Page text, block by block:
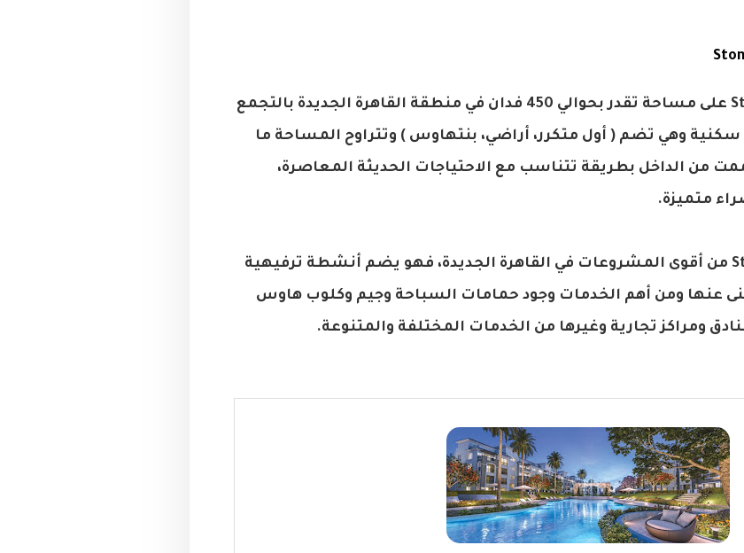
صمم كمبوند Stone Residence على مساحة تقدر بحوالي 450 فدان في منطقة القاهرة الجديدة بالتجمع
وهي تضم ( أول متكرر، أراضي، بنتهاوس ) وتتراوح المساحة ما
275 متر، وصممت من الداخل بطريقة تتناسب مع الاحتياجات الحديثة المعاصرة،
متميزة.
ويعد مشروع Stone Residence من أقوى المشروعات في القاهرة الجديدة، فهو يضم أنشطة ترفيهية
عنها ومن أهم الخدمات وجود حمامات السباحة وجيم وكلوب هاوس
ومراكز تجارية وغيرها من الخدمات المختلفة والمتنوعة.